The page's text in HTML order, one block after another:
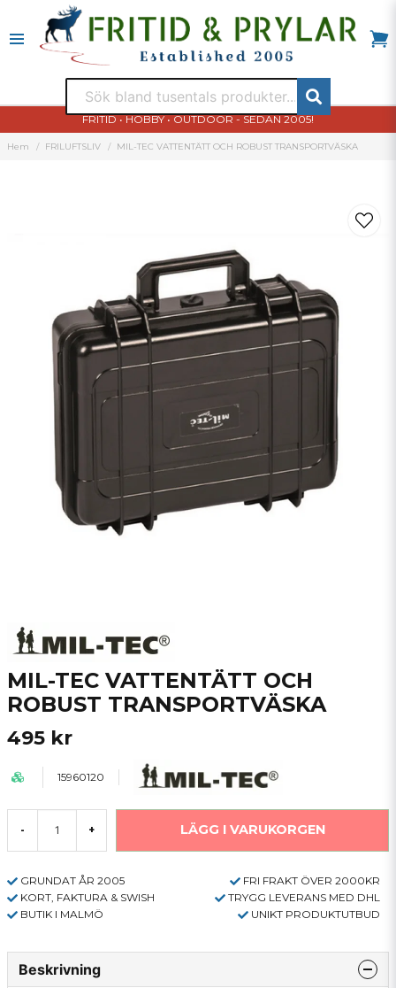
FRITID • HOBBY • OUTDOOR - SEDAN 2005!
Hem FRILUFTSLIV MIL-TEC VATTENTÄTT OCH ROBUST TRANSPORTVÄSKA
MIL-TEC VATTENTÄTT OCH
ROBUST TRANSPORTVÄSKA
495 kr
15960120
- + LÄGG I VARUKORGEN
GRUNDAT ÅR 2005
FRI FRAKT ÖVER 2000KR
KORT, FAKTURA & SWISH
TRYGG LEVERANS MED DHL
BUTIK I MALMÖ
UNIKT PRODUKTUTBUD
Beskrivning